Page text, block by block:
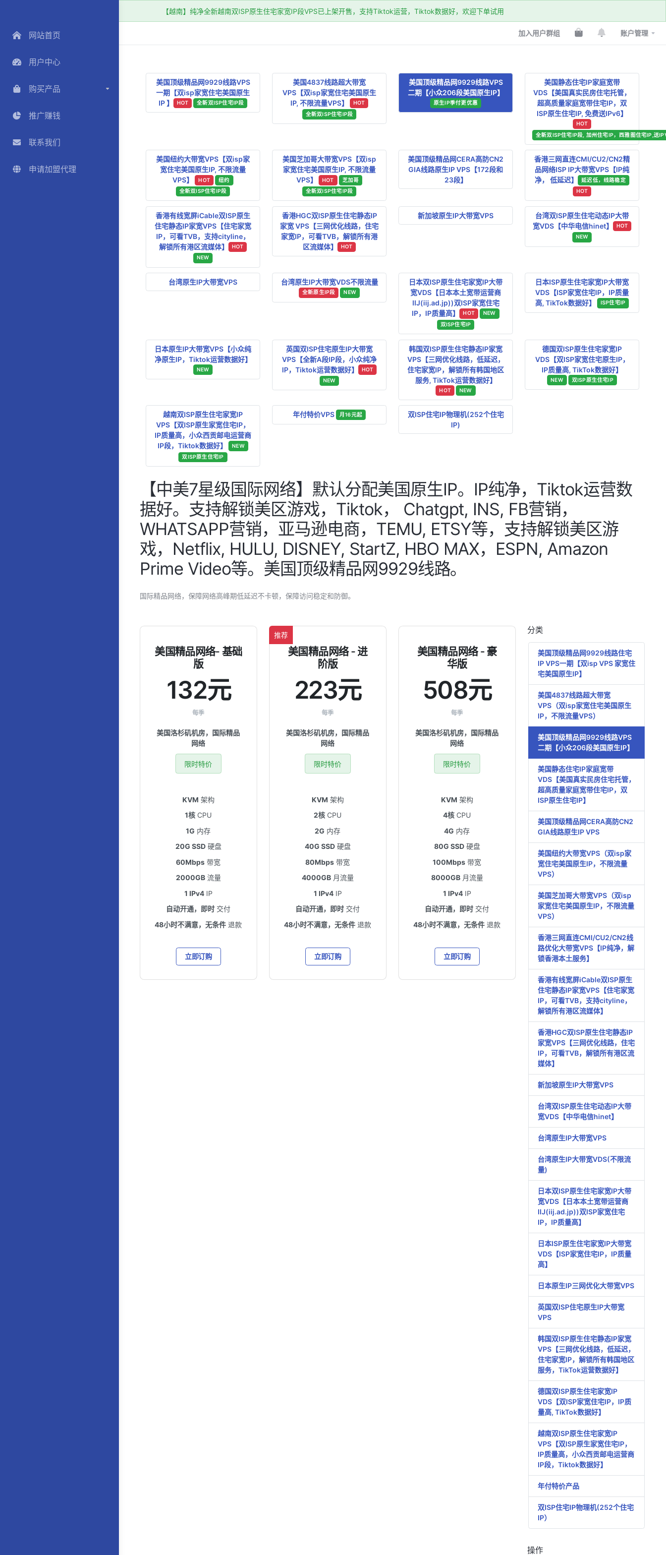
【越南】纯净全新越南双ISP原生住宅家宽IP段VPS已上架开售，支持Tiktok运营，Tiktok数据好，欢迎下单试用
网站首页
用户中心
购买产品
推广赚钱
联系我们
申请加盟代理
加入用户群组 账户管理
美国顶级精品网9929线路VPS
一期【双isp家宽住宅美国原生
IP 】
HOT 全新双ISP住宅IP段
美国4837线路超大带宽
VPS【双isp家宽住宅美国原生
IP, 不限流量VPS】
HOT
全新双ISP住宅IP段
美国顶级精品网9929线路VPS
二期【小众206段美国原生IP】
原生IP季付更优惠
美国静态住宅IP家庭宽带
VDS【美国真实民房住宅托管，
超高质量家庭宽带住宅IP，双
ISP原生住宅IP, 免费送IPv6】
HOT
全新双ISP住宅IP段, 加州住宅IP，西雅图住宅IP,送
美国纽约大带宽VPS【双isp家
宽住宅美国原生IP, 不限流量
VPS】 HOT
纽约
全新双ISP住宅IP段
美国芝加哥大带宽VPS【双isp
家宽住宅美国原生IP, 不限流量
VPS】
HOT
芝加哥
全新双ISP住宅IP段
美国顶级精品网CERA高防CN2
GIA线路原生IP VPS【172段和
23段】
香港三网直连CMI/CU2/CN2精
品网络ISP IP大带宽VPS【IP纯
净， 低延迟】 延迟低，线路稳定
HOT
香港有线宽屏iCable双ISP原生
住宅静态IP家宽VPS【住宅家宽
IP，可看TVB，支持cityline，
解锁所有港区流媒体】
HOT
NEW
香港HGC双ISP原生住宅静态IP
家宽 VPS【三网优化线路，住宅
家宽IP，可看TVB，解锁所有港
区流媒体】
HOT
新加坡原生IP大带宽VPS
台湾双ISP原生住宅动态IP大带
宽VDS【中华电信hinet】
HOT
NEW
台湾原生IP大带宽VPS 台湾原生IP大带宽VDS不限流量
全新原生IP段 NEW
日本双ISP原生住宅家宽IP大带
宽VDS【日本本土宽带运营商
IIJ(iij.ad.jp))双ISP家宽住宅
IP，IP质量高】 HOT
NEW
双ISP住宅IP
日本ISP原生住宅家宽IP大带宽
VDS【ISP家宽住宅IP，IP质量
高, TikTok数据好】
ISP住宅IP
日本原生IP大带宽VPS【小众纯
净原生IP，Tiktok运营数据好】
NEW
英国双ISP住宅原生IP大带宽
VPS【全新A段IP段，小众纯净
IP，Tiktok运营数据好】
HOT
NEW
韩国双ISP原生住宅静态IP家宽
VPS【三网优化线路，低延迟，
住宅家宽IP，解锁所有韩国地区
服务, TikTok运营数据好】
HOT NEW
德国双ISP原生住宅家宽IP
VDS【双ISP家宽住宅原生IP，
IP质量高, TikTok数据好】
NEW 双ISP原生住宅IP
越南双ISP原生住宅家宽IP
VPS【双ISP原生家宽住宅IP，
IP质量高，小众西贡邮电运营商
IP段，Tiktok数据好】
NEW
双ISP原生住宅IP
年付特价VPS 月16元起
双ISP住宅IP物理机(252个住宅
IP)
【中美7星级国际网络】默认分配美国原生IP。IP纯净，Tiktok运营数
据好。支持解锁美区游戏，Tiktok， Chatgpt, INS, FB营销，
WHATSAPP营销，亚马逊电商，TEMU, ETSY等，支持解锁美区游
戏，Netflix, HULU, DISNEY, StartZ, HBO MAX，ESPN, Amazon
Prime Video等。美国顶级精品网9929线路。
国际精品网络，保障网络高峰期低延迟不卡顿，保障访问稳定和防御。
美国精品网络- 基础
版
132元
每季
美国洛杉矶机房，国际精品
网络
限时特价
KVM 架构
1核 CPU
1G 内存
20G SSD硬盘
60Mbps 带宽
2000GB流量
1 IPv4IP
自动开通，即时 交付
48小时不满意，无条件 退款
立即订购
推荐
美国精品网络 - 进
阶版
223元
每季
美国洛杉矶机房，国际精品
网络
限时特价
KVM 架构
2核 CPU
2G 内存
40G SSD硬盘
80Mbps 带宽
4000GB月流量
1 IPv4IP
自动开通，即时 交付
48小时不满意，无条件 退款
立即订购
美国精品网络 - 豪
华版
508元
每季
美国洛杉矶机房，国际精品
网络
限时特价
KVM 架构
4核 CPU
4G 内存
80G SSD硬盘
100Mbps 带宽
8000GB月流量
1 IPv4IP
自动开通，即时 交付
48小时不满意，无条件 退款
立即订购
分类
美国顶级精品网9929线路住宅
IP VPS一期【双isp VPS 家宽住
宅美国原生IP】
美国4837线路超大带宽
VPS（双isp家宽住宅美国原生
IP，不限流量VPS）
美国顶级精品网9929线路VPS
二期【小众206段美国原生IP】
美国静态住宅IP家庭宽带
VDS【美国真实民房住宅托管，
超高质量家庭宽带住宅IP，双
ISP原生住宅IP】
美国顶级精品网CERA高防CN2
GIA线路原生IP VPS
美国纽约大带宽VPS（双isp家
宽住宅美国原生IP，不限流量
VPS）
美国芝加哥大带宽VPS（双isp
家宽住宅美国原生IP，不限流量
VPS）
香港三网直连CMI/CU2/CN2线
路优化大带宽VPS【IP纯净，解
锁香港本土服务】
香港有线宽屏iCable双ISP原生
住宅静态IP家宽VPS【住宅家宽
IP，可看TVB，支持cityline，
解锁所有港区流媒体】
香港HGC双ISP原生住宅静态IP
家宽VPS【三网优化线路，住宅
IP，可看TVB，解锁所有港区流
媒体】
新加坡原生IP大带宽VPS
台湾双ISP原生住宅动态IP大带
宽VDS【中华电信hinet】
台湾原生IP大带宽VPS
台湾原生IP大带宽VDS(不限流
量)
日本双ISP原生住宅家宽IP大带
宽VDS【日本本土宽带运营商
IIJ(iij.ad.jp))双ISP家宽住宅
IP，IP质量高】
日本ISP原生住宅家宽IP大带宽
VDS【ISP家宽住宅IP，IP质量
高】
日本原生IP三网优化大带宽VPS
英国双ISP住宅原生IP大带宽
VPS
韩国双ISP原生住宅静态IP家宽
VPS【三网优化线路，低延迟，
住宅家宽IP，解锁所有韩国地区
服务，TikTok运营数据好】
德国双ISP原生住宅家宽IP
VDS【双ISP家宽住宅IP，IP质
量高, TikTok数据好】
越南双ISP原生住宅家宽IP
VPS【双ISP原生家宽住宅IP，
IP质量高，小众西贡邮电运营商
IP段，Tiktok数据好】
年付特价产品
双ISP住宅IP物理机(252个住宅
IP）
操作